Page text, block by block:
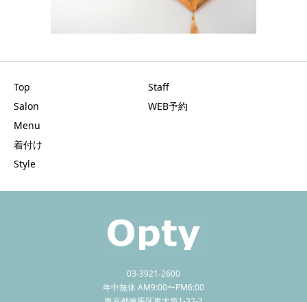
Top
Salon
Menu
着付け
Style
Staff
WEB予約
03-3921-2600
年中無休 AM9:00〜PM6:00